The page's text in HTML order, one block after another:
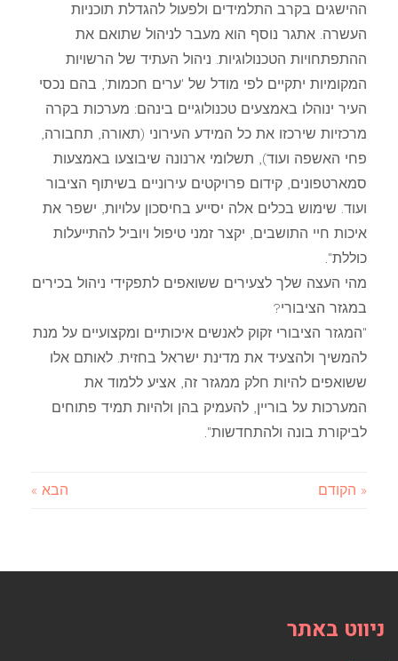
ההישגים בקרב התלמידים ולפעול להגדלת תוכניות
העשרה. אתגר נוסף הוא מעבר לניהול שתואם את
ההתפתחויות הטכנולוגיות. ניהול העתיד של הרשויות
המקומיות יתקיים לפי מודל של 'ערים חכמות', בהם נכסי
העיר ינוהלו באמצעים טכנולוגיים בינהם: מערכות בקרה
מרכזיות שירכזו את כל המידע העירוני (תאורה, תחבורה,
פחי האשפה ועוד), תשלומי ארנונה שיבוצעו באמצעות
סמארטפונים, קידום פרויקטים עירוניים בשיתוף הציבור
ועוד. שימוש בכלים אלה יסייע בחיסכון עלויות, ישפר את
איכות חיי התושבים, יקצר זמני טיפול ויוביל להתייעלות
כוללת".
מהי העצה שלך לצעירים ששואפים לתפקידי ניהול בכירים
במגזר הציבורי?
"המגזר הציבורי זקוק לאנשים איכותיים ומקצועיים על מנת
להמשיך ולהצעיד את מדינת ישראל בחזית. לאותם אלו
ששואפים להיות חלק ממגזר זה, אציע ללמוד את
המערכות על בוריין, להעמיק בהן ולהיות תמיד פתוחים
לביקורת בונה ולהתחדשות".
« הקודם הבא »
ניווט באתר